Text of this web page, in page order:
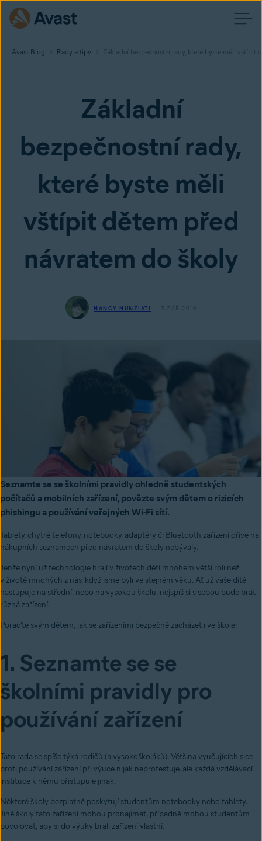
Avast Blog Rady a tipy Základní bezpečnostní rady, které byste měli vštípit
Základní
bezpečnostní rady,
které byste měli
vštípit dětem před
návratem do školy
NANCY NUNZIATI 3 ZÁŘ 2019
Seznamte se se školními pravidly ohledně studentských
počítačů a mobilních zařízení, povězte svým dětem o rizicích
phishingu a používání veřejných Wi-Fi sítí.
Tablety, chytré telefony, notebooky, adaptéry či Bluetooth zařízení dříve na
nákupních seznamech před návratem do školy nebývaly.
Jenže nyní už technologie hrají v životech dětí mnohem větší roli než
v životě mnohých z nás, když jsme byli ve stejném věku. Ať už vaše dítě
nastupuje na střední, nebo na vysokou školu, nejspíš si s sebou bude brát
různá zařízení.
Poraďte svým dětem, jak se zařízeními bezpečně zacházet i ve škole:
1. Seznamte se se
školními pravidly pro
používání zařízení
Tato rada se spíše týká rodičů (a vysokoškoláků). Většina vyučujících sice
proti používání zařízení při výuce nijak neprotestuje, ale každá vzdělávací
instituce k němu přistupuje jinak.
Některé školy bezplatně poskytují studentům notebooky nebo tablety.
Jiné školy tato zařízení mohou pronajímat, případně mohou studentům
povolovat, aby si do výuky brali zařízení vlastní.